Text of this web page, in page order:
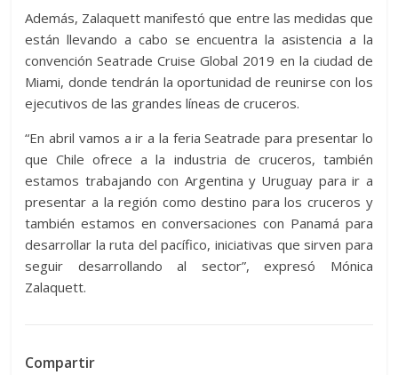
Además, Zalaquett manifestó que entre las medidas que
están llevando a cabo se encuentra la asistencia a la
convención Seatrade Cruise Global 2019 en la ciudad de
Miami, donde tendrán la oportunidad de reunirse con los
ejecutivos de las grandes líneas de cruceros.
“En abril vamos a ir a la feria Seatrade para presentar lo
que Chile ofrece a la industria de cruceros, también
estamos trabajando con Argentina y Uruguay para ir a
presentar a la región como destino para los cruceros y
también estamos en conversaciones con Panamá para
desarrollar la ruta del pacífico, iniciativas que sirven para
seguir desarrollando al sector”, expresó Mónica
Zalaquett.
Compartir